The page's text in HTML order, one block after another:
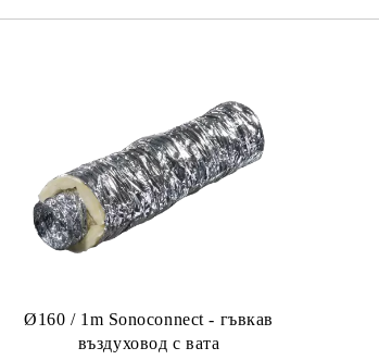
Ø160 / 1m Sonoconnect - гъвкав
въздуховод с вата